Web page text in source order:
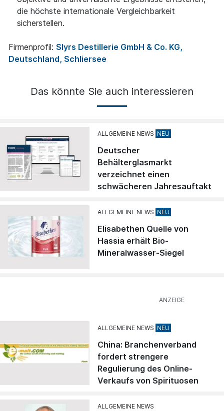
die höchste internationale Vergleichbarkeit
sicherstellen.
Firmenprofil: Slyrs Destillerie GmbH & Co. KG,
Deutschland, Schliersee
Das könnte Sie auch interessieren
ALLGEMEINE NEWS
Deutscher
Behälterglasmarkt
verzeichnet einen
schwächeren Jahresauftakt
ALLGEMEINE NEWS
Elisabethen Quelle von
Hassia erhält Bio-
Mineralwasser-Siegel
ALLGEMEINE NEWS
China: Branchenverband
fordert strengere
Regulierung des Online-
Verkaufs von Spirituosen
ALLGEMEINE NEWS